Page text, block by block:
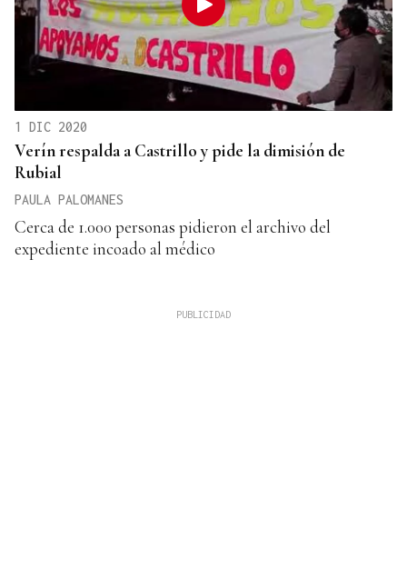
1 DIC 2020
Verín respalda a Castrillo y pide la dimisión de
Rubial
PAULA PALOMANES
Cerca de 1.000 personas pidieron el archivo del
expediente incoado al médico